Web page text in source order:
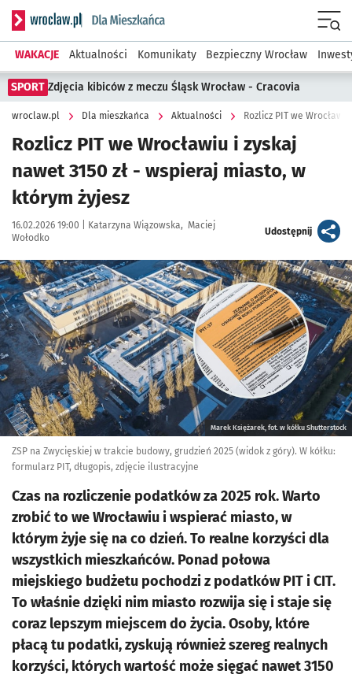
Serwis informacyjny wroclaw.pl podserwis: Dla mieszkańca
WAKACJE Aktualności Komunikaty Bezpieczny Wrocław
SPORT Zdjęcia kibiców z meczu Śląsk Wrocław - Cracovia
wroclaw.pl Dla mieszkańca Aktualności Rozlicz PIT we
Rozlicz PIT we Wrocławiu i zyskaj
nawet 3150 zł - wspieraj miasto, w
którym żyjesz
Data publikacji:
16.02.2026 19:00 | Autor:
Katarzyna Wiązowska
Maciej
Wołodko
Udostępnijartykuł
Kliknij, aby powiększyć
Marek Księżarek, fot. w kółku Shutterstock
ZSP na Zwycięskiej w trakcie budowy, grudzień 2025 (widok z góry). W kółku:
formularz PIT, długopis, zdjęcie ilustracyjne
Czas na rozliczenie podatków za 2025 rok. Warto
zrobić to we Wrocławiu i wspierać miasto, w
którym żyje się na co dzień. To realne korzyści dla
wszystkich mieszkańców. Ponad połowa
miejskiego budżetu pochodzi z podatków PIT i CIT.
To właśnie dzięki nim miasto rozwija się i staje się
coraz lepszym miejscem do życia. Osoby, które
płacą tu podatki, zyskują również szereg realnych
korzyści, których wartość może sięgać nawet 3150